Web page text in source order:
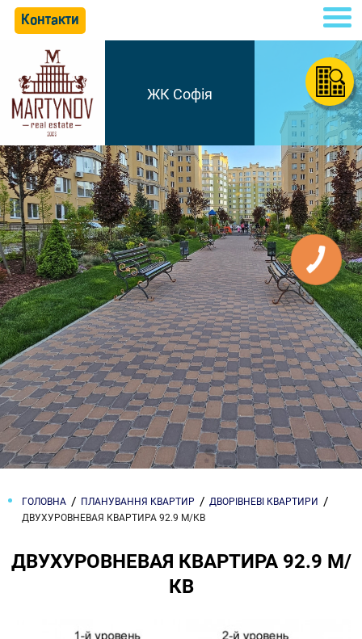
Контакти
ЖК Софія
ГОЛОВНА ПЛАНУВАННЯ КВАРТИР
ДВОРІВНЕВІ КВАРТИРИ
ДВУХУРОВНЕВАЯ КВАРТИРА 92.9 М/КВ
ДВУХУРОВНЕВАЯ КВАРТИРА 92.9 М/
КВ